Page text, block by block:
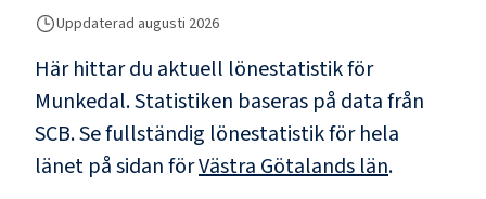
Uppdaterad augusti 2026
Här hittar du aktuell lönestatistik för
Munkedal. Statistiken baseras på data från
SCB.Se fullständig lönestatistik för hela
länet på sidan förVästra Götalands län.